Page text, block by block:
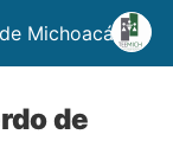
Michoacán
de